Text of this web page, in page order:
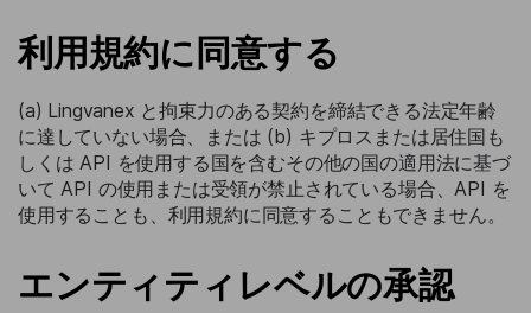
利用規約に同意する
(a) Lingvanex と拘束力のある契約を締結できる法定年齢
に達していない場合、または (b) キプロスまたは居住国も
しくは API を使用する国を含むその他の国の適用法に基づ
いて API の使用または受領が禁止されている場合、API を
使用することも、利用規約に同意することもできません。
エンティティレベルの承認